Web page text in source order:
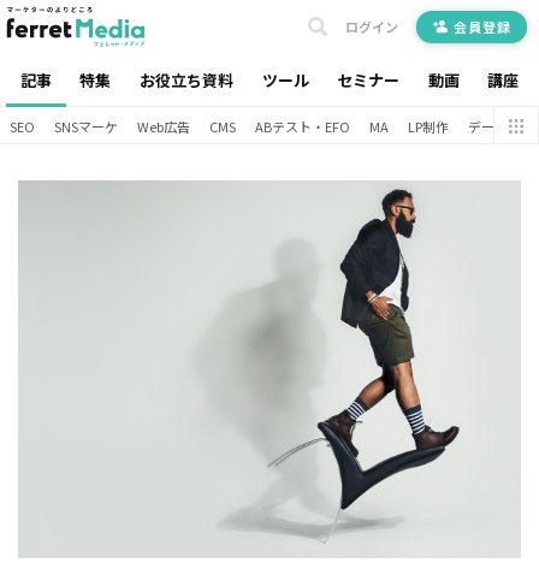
記事 特集 お役立ち資料 ツール セミナー 動画 講座
ログイン 会員登録
SEO SNSマーケ Web広告 CMS ABテスト・EFO MA LP制作 データ分析